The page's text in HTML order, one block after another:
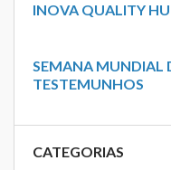
INOVA QUALITY
SEMANA MUNDIAL
TESTEMUNHOS
CATEGORIAS